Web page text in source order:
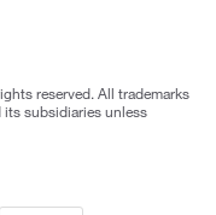
reserved. All trademarks
subsidiaries unless